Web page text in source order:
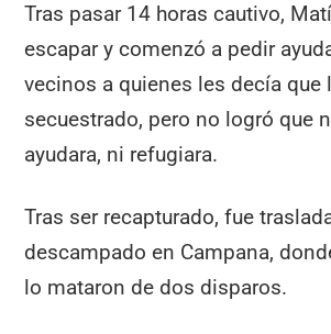
Tras pasar 14 horas cautivo,
escapar y comenzó a pedir
vecinos a quienes les decía que
secuestrado, pero no logró que
ayudara, ni refugiara.
Tras ser recapturado, fue
descampado en Campana,
lo mataron de dos disparos.